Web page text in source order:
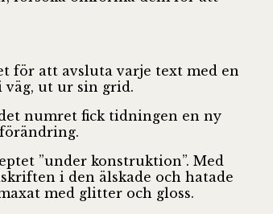
för att avsluta varje text med en
väg, ut ur sin grid.
numret fick tidningen en ny
”under konstruktion”. Med
i den älskade och hatade
med glitter och gloss.